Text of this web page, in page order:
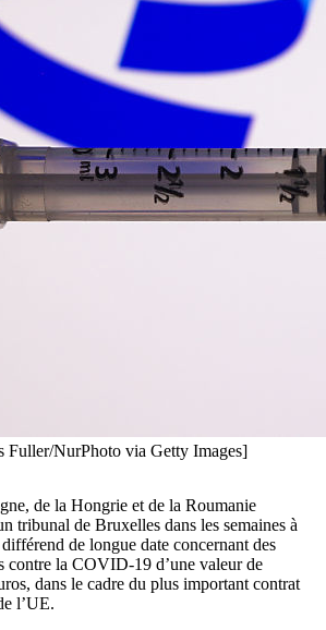
Fuller/NurPhoto via Getty Images]
de la Hongrie et de la Roumanie
tribunal de Bruxelles dans les semaines à
de longue date concernant des
contre la COVID-19 d’une valeur de
dans le cadre du plus important contrat
l’UE.